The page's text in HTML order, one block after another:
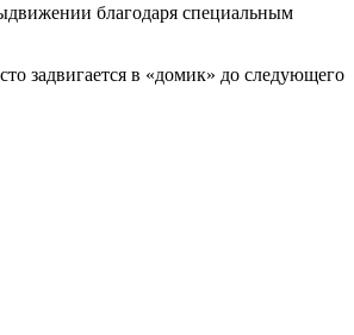
благодаря специальным
задвигается в «домик» до следующего